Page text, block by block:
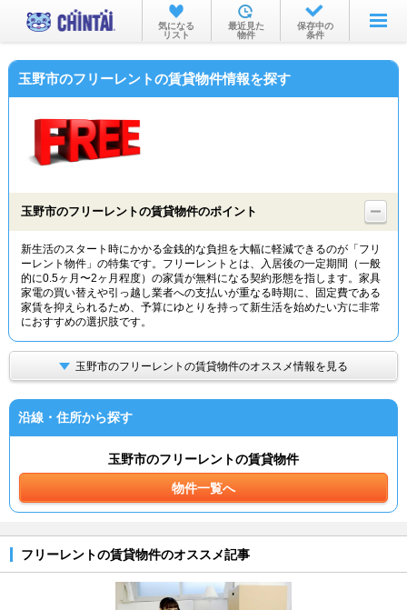
お部屋を探す
沿線・駅から
物件特集から
TOP
気になる
リスト
最近見た
物件
保存中の
条件
玉野市のフリーレントの賃貸物件情報を探す
玉野市のフリーレントの賃貸物件のポイント
新生活のスタート時にかかる金銭的な負担を大幅に軽減できるのが「フリ
ーレント物件」の特集です。フリーレントとは、入居後の一定期間（一般
的に0.5ヶ月〜2ヶ月程度）の家賃が無料になる契約形態を指します。家具
家電の買い替えや引っ越し業者への支払いが重なる時期に、固定費である
家賃を抑えられるため、予算にゆとりを持って新生活を始めたい方に非常
におすすめの選択肢です。
玉野市のフリーレントの賃貸物件のオススメ情報を見る
沿線・住所から探す
玉野市のフリーレントの賃貸物件
物件一覧へ
フリーレントの賃貸物件のオススメ記事